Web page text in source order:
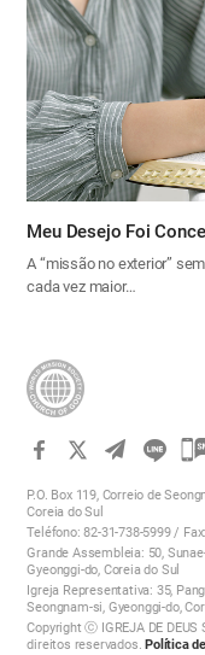
Meu Desejo Foi
A “missão no exterior”
cada vez maior…
P.O. Box 119, Correio de
Coreia do Sul
Teléfono: 82-31-738-5999 /
Grande Assembleia: 50,
Gyeonggi-do, Coreia do Sul
Igreja Representativa: 35,
Seongnam-si, Gyeonggi-do,
Copyright ⓒ IGREJA DE DEUS
direitos reservados. Política